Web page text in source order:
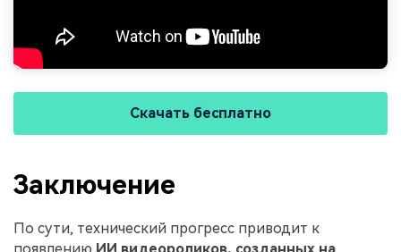
Скачать бесплатно
Заключение
По сути, технический прогресс приводит к